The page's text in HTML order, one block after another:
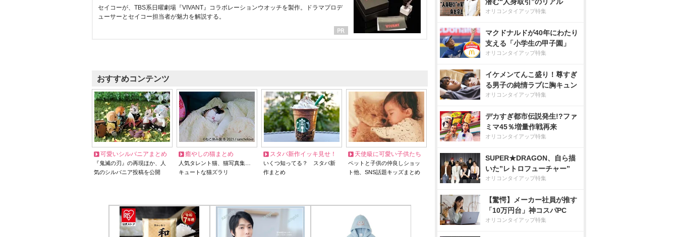
セイコーが、TBS系日曜劇場『VIVANT』コラボレーションウオッチを製作。ドラマプロデ
ューサーとセイコー担当者が魅力を解説する。
おすすめコンテンツ
可愛いシルバニアまとめ
『鬼滅の刃』の再現ほか、人
気のシルバニア投稿を公開
癒やしの猫まとめ
人気タレント猫、猫写真集…
キュートな猫ズラリ
スタバ新作イッキ見せ！
いくつ知ってる？ スタバ新
作まとめ
天使級に可愛い子供たち
ペットと子供の仲良しショッ
ト他、SNS話題キッズまとめ
オリコンタイアップ特集
マクドナルドが40年にわたり
支える「小学生の甲子園」
オリコンタイアップ特集
イケメンてんこ盛り！尊すぎ
る男子の純情ラブに胸キュン
オリコンタイアップ特集
デカすぎ都市伝説発生!?ファ
ミマ45％増量作戦再来
オリコンタイアップ特集
SUPER★DRAGON、自ら描
いた”レトロフューチャー”
オリコンタイアップ特集
【驚愕】メーカー社員が推す
「10万円台」神コスパPC
オリコンタイアップ特集